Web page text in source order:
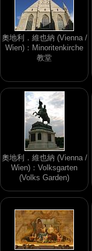
奧地利．維也納 (Vienna /
Wien)：Minoritenkirche
教堂
奧地利．維也納 (Vienna /
Wien)：Volksgarten
(Volks Garden)